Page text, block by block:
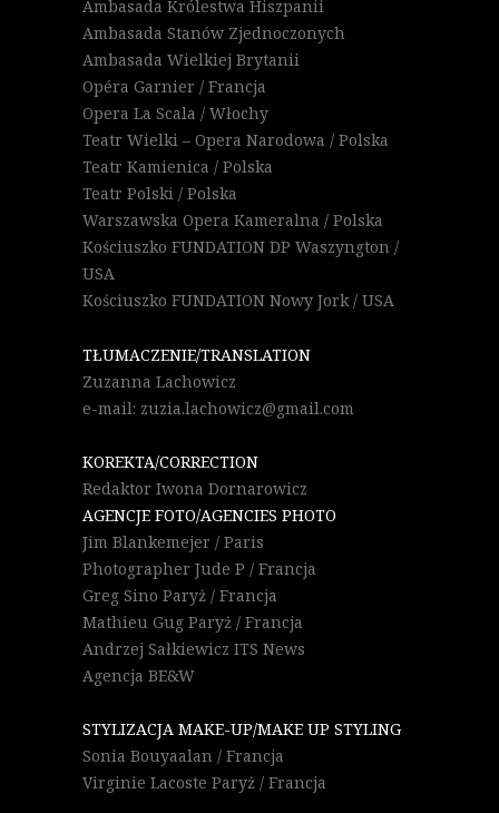
Ambasada Królestwa Hiszpanii
Ambasada Stanów Zjednoczonych
Ambasada Wielkiej Brytanii
Opéra Garnier / Francja
Opera La Scala / Włochy
Teatr Wielki – Opera Narodowa / Polska
Teatr Kamienica / Polska
Teatr Polski / Polska
Warszawska Opera Kameralna / Polska
Kościuszko FUNDATION DP Waszyngton /
USA
Kościuszko FUNDATION Nowy Jork / USA
TŁUMACZENIE/TRANSLATION
Zuzanna Lachowicz
e-mail: zuzia.lachowicz@gmail.com
KOREKTA/CORRECTION
Redaktor Iwona Dornarowicz
AGENCJE FOTO/AGENCIES PHOTO
Jim Blankemejer / Paris
Photographer Jude P / Francja
Greg Sino Paryż / Francja
Mathieu Gug Paryż / Francja
Andrzej Sałkiewicz ITS News
Agencja BE&W
STYLIZACJA MAKE-UP/MAKE UP STYLING
Sonia Bouyaalan / Francja
Virginie Lacoste Paryż / Francja